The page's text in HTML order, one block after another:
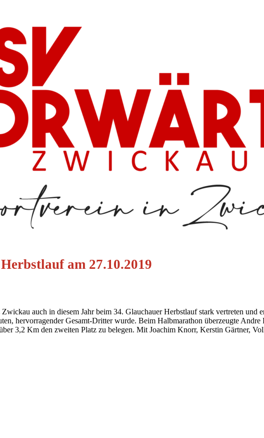
am 27.10.2019
auch in diesem Jahr beim 34. Glauchauer Herbstlauf stark vertreten
hervorragender Gesamt-Dritter wurde. Beim Halbmarathon überzeugte
3,2 Km den zweiten Platz zu belegen. Mit Joachim Knorr, Kerstin Gärtner,